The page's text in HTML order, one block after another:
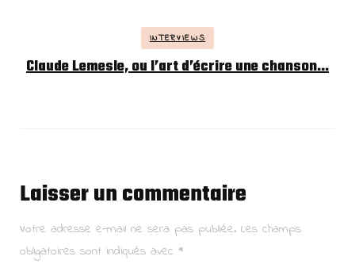
INTERVIEWS
Claude Lemesle, ou l’art d’écrire une chanson…
Laisser un commentaire
Votre adresse e-mail ne sera pas publiée. Les champs
obligatoires sont indiqués avec *